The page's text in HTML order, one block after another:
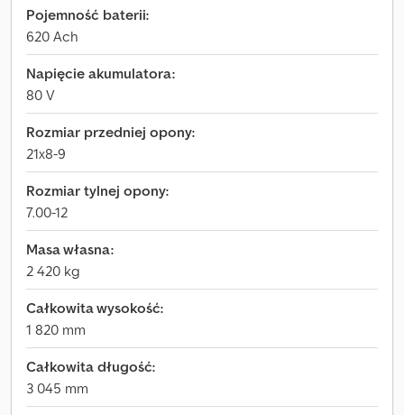
Pojemność baterii:
620 Ach
Napięcie akumulatora:
80 V
Rozmiar przedniej opony:
21x8-9
Rozmiar tylnej opony:
7.00-12
Masa własna:
2 420 kg
Całkowita wysokość:
1 820 mm
Całkowita długość:
3 045 mm